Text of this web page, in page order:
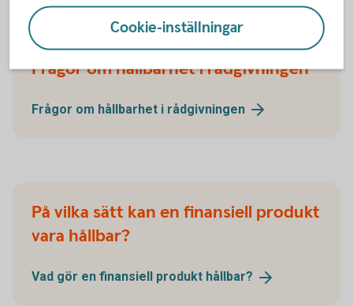
Frågor om hållbarhet
Frågor om hållbarhet i rådgivningen
Frågor om hållbarhet i rådgivningen
På vilka sätt kan en finansiell produkt
vara hållbar?
Vad gör en finansiell produkt hållbar?
Cookie-inställningar